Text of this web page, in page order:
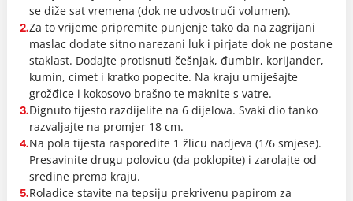
se diže sat vremena (dok ne udvostruči volumen).
2.Za to vrijeme pripremite punjenje tako da na zagrijani
maslac dodate sitno narezani luk i pirjate dok ne postane
staklast. Dodajte protisnuti češnjak, đumbir, korijander,
kumin, cimet i kratko popecite. Na kraju umiješajte
grožđice i kokosovo brašno te maknite s vatre.
3.Dignuto tijesto razdijelite na 6 dijelova. Svaki dio tanko
razvaljajte na promjer 18 cm.
4.Na pola tijesta rasporedite 1 žlicu nadjeva (1/6 smjese).
Presavinite drugu polovicu (da poklopite) i zarolajte od
sredine prema kraju.
5.Roladice stavite na tepsiju prekrivenu papirom za